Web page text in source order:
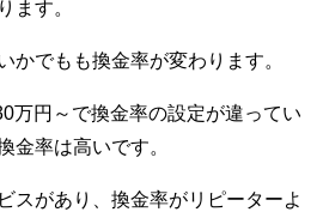
ます。
かでもも換金率が変わります。
万円～で換金率の設定が違ってい
金率は高いです。
スがあり、換金率がリピーターよ